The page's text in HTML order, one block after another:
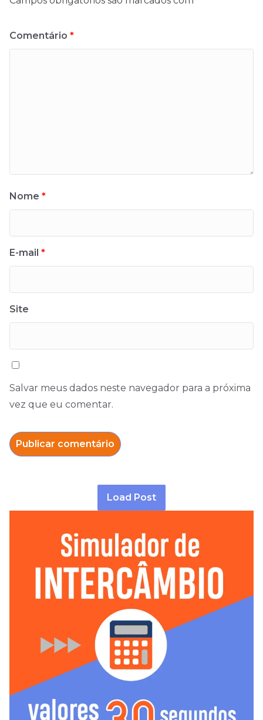
Comentário *
Nome *
E-mail *
Site
Salvar meus dados neste navegador para a próxima
vez que eu comentar.
Load Post